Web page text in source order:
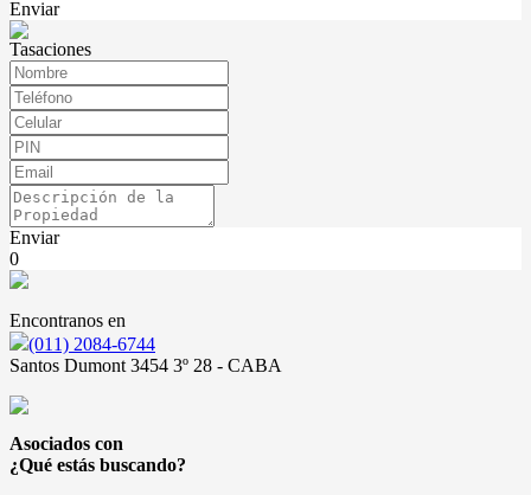
Enviar
Tasaciones
Enviar
0
Encontranos en
(011) 2084-6744
Santos Dumont 3454 3º 28 - CABA
Asociados con
¿Qué estás buscando?